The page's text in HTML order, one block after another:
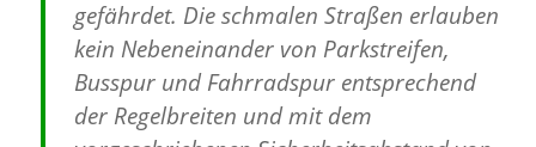
gefährdet. Die schmalen Straßen erlauben
kein Nebeneinander von Parkstreifen,
Busspur und Fahrradspur entsprechend
der Regelbreiten und mit dem